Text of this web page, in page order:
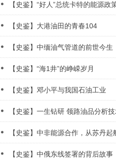
【史鉴】“好人”总统卡特的能源政
【史鉴】大港油田的青春104
【史鉴】中缅油气管道的前世今生
【史鉴】“海1井”的峥嵘岁月
【史鉴】邓小平与我国石油工业
【史鉴】一生钻研 领路油品分析
【史鉴】中非能源合作，从苏丹起
【史鉴】中俄东线签署的背后故事